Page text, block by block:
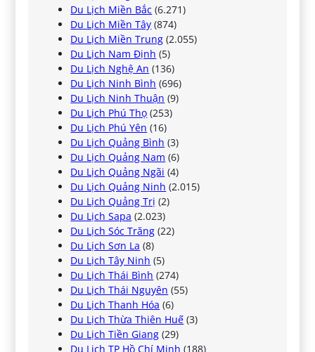
Du Lịch Miền Bắc (6.271)
Du Lịch Miền Tây (874)
Du Lịch Miền Trung (2.055)
Du Lịch Nam Định (5)
Du Lịch Nghệ An (136)
Du Lịch Ninh Bình (696)
Du Lịch Ninh Thuận (9)
Du Lịch Phú Thọ (253)
Du Lịch Phú Yên (16)
Du Lịch Quảng Bình (3)
Du Lịch Quảng Nam (6)
Du Lịch Quảng Ngãi (4)
Du Lịch Quảng Ninh (2.015)
Du Lịch Quảng Trị (2)
Du Lịch Sapa (2.023)
Du Lịch Sóc Trăng (22)
Du Lịch Sơn La (8)
Du Lịch Tây Ninh (5)
Du Lịch Thái Bình (274)
Du Lịch Thái Nguyên (55)
Du Lịch Thanh Hóa (6)
Du Lịch Thừa Thiên Huế (3)
Du Lịch Tiền Giang (29)
Du Lịch TP Hồ Chí Minh (188)